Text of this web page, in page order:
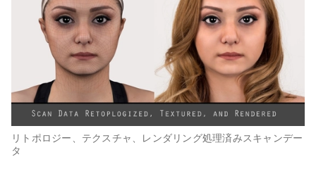
リトポロジー、テクスチャ、レンダリング処理済みスキャンデー
タ